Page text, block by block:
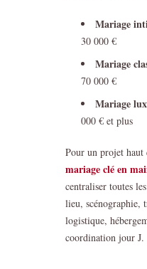
Mariage
30 000 €
Mariage
70 000 €
Mariage
000 € et plus
Pour un projet haut
mariage clé en
centraliser toutes
lieu, scénographie,
logistique,
coordination jour J.